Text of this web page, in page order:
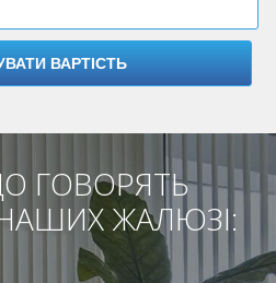
ГОВОРЯТЬ
ЖАЛЮЗІ: